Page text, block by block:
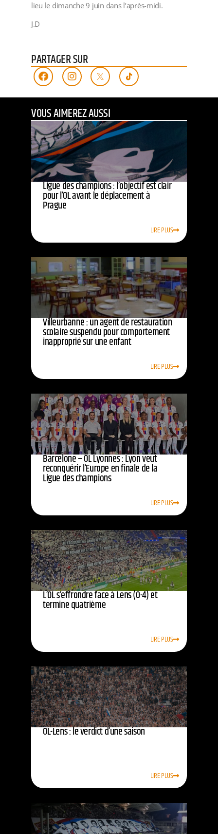
lieu le dimanche 9 juin dans l’après-midi.
J.D
PARTAGER SUR
VOUS AIMEREZ AUSSI
Ligue des champions : l’objectif est clair
pour l’OL avant le déplacement à
Prague
LIRE PLUS
Villeurbanne : un agent de restauration
scolaire suspendu pour comportement
inapproprié sur une enfant
LIRE PLUS
Barcelone – OL Lyonnes : Lyon veut
reconquérir l’Europe en finale de la
Ligue des champions
LIRE PLUS
L’OL s’effrondre face à Lens (0-4) et
termine quatrième
LIRE PLUS
OL-Lens : le verdict d’une saison
LIRE PLUS